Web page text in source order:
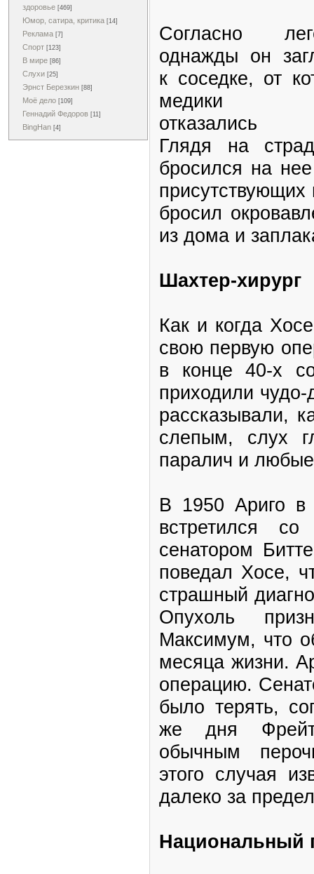
здоровье [469]
Юмор, сатира, критика [14]
Реклама [7]
Спорт [123]
В мире [86]
Слухи [25]
Эрнст Березкин [88]
Моё дело [109]
Геннадий Федоров [11]
BingHan [4]
Согласно
однажды он
к соседке, от
медики
отказались
Глядя на
бросился на
бросил
из дома и
Шахтер-хирург
Как и когда
свою первую
в конце 40-х
приходили
рассказывали,
слепым, слух
паралич и
В 1950 Ариго в
встретился
сенатором
поведал Хосе,
страшный
Опухоль
Максимум, что
месяца жизни.
операцию.
было терять,
же дня
обычным
этого случая
далеко за
Национальный